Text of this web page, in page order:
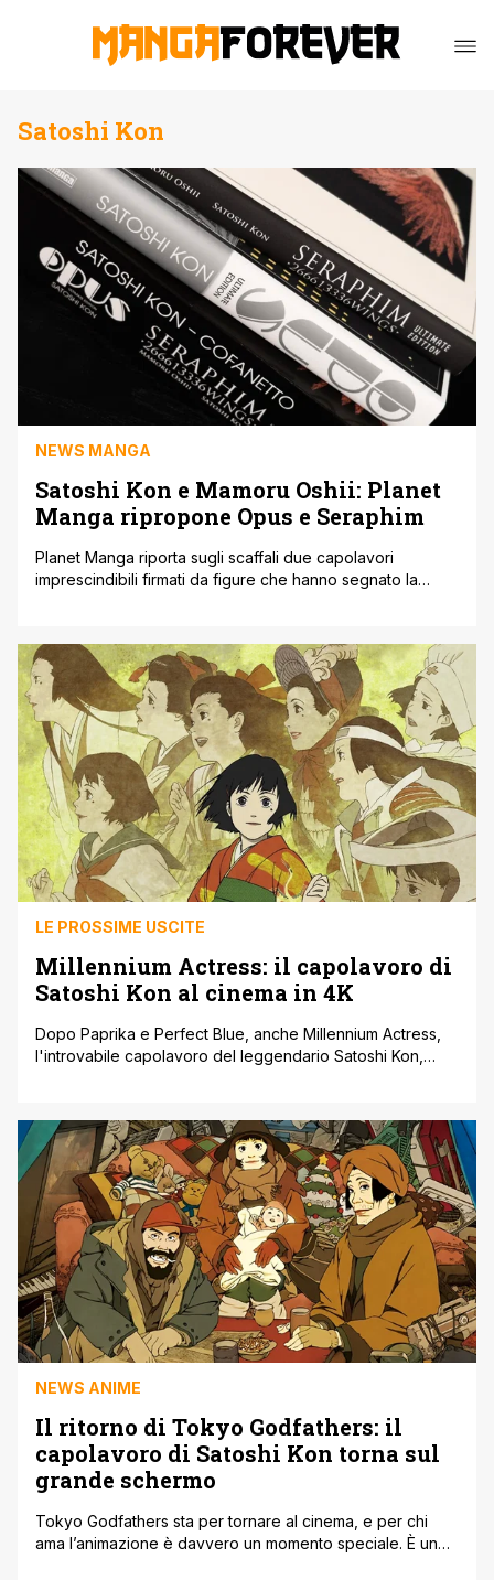
Satoshi Kon
NEWS MANGA
Satoshi Kon e Mamoru Oshii: Planet
Manga ripropone Opus e Seraphim
Planet Manga riporta sugli scaffali due capolavori
imprescindibili firmati da figure che hanno segnato la
266613336Wings (qui potete visionare i dettagli e
comprarlo se volete) , i lettori possono finalmente
riscoprire l'eredità visiva e narrativa di maestri del calibro
di Satoshi [']
LE PROSSIME USCITE
Millennium Actress: il capolavoro di
Satoshi Kon al cinema in 4K
Dopo Paprika e Perfect Blue, anche Millennium Actress,
l'introvabile capolavoro del leggendario Satoshi Kon,
Diretto da Satoshi Kon, pubblicato in DVD da Eagle
Pictures nel 2008 e trasmesso in tv su Rai 4 a Natale [']
NEWS ANIME
Il ritorno di Tokyo Godfathers: il
capolavoro di Satoshi Kon torna sul
grande schermo
Tokyo Godfathers sta per tornare al cinema, e per chi
ama l’animazione è davvero un momento speciale. È uno